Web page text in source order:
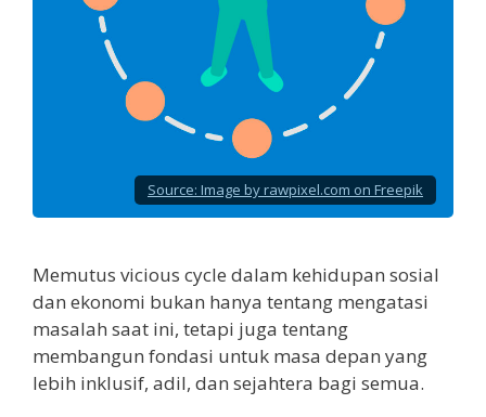
Source: Image by rawpixel.com on Freepik
Memutus vicious cycle dalam kehidupan sosial
dan ekonomi bukan hanya tentang mengatasi
masalah saat ini, tetapi juga tentang
membangun fondasi untuk masa depan yang
lebih inklusif, adil, dan sejahtera bagi semua.